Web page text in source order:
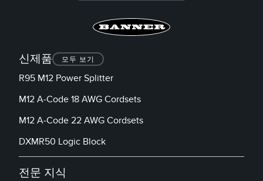
신제품 모두 보기
R95 M12 Power Splitter
M12 A-Code 18 AWG Cordsets
M12 A-Code 22 AWG Cordsets
DXMR50 Logic Block
전문 지식